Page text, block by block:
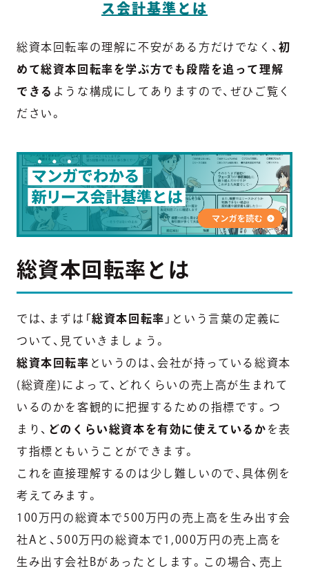
ス会計基準とは
総資本回転率の理解に不安がある方だけでなく、初
めて総資本回転率を学ぶ方でも段階を追って理解
できる ような構成にしてありますので、ぜひご覧く
ださい。
総資本回転率とは
では、まずは「総資本回転率 」という言葉の定義に
ついて、見ていきましょう。
総資本回転率 というのは、会社が持っている総資本
(総資産)によって、どれくらいの売上高が生まれて
いるのかを客観的に把握するための指標です。つ
まり、
どのくらい総資本を有効に使えているか を表
す指標ともいうことができます。
これを直接理解するのは少し難しいので、具体例を
考えてみます。
100万円の総資本で500万円の売上高を生み出す会
社Aと、500万円の総資本で1,000万円の売上高を
生み出す会社Bがあったとします。この場合、売上